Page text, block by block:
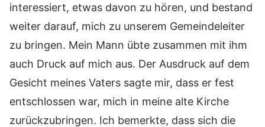
interessiert, etwas davon zu hören, und bestand
weiter darauf, mich zu unserem Gemeindeleiter
zu bringen. Mein Mann übte zusammen mit ihm
auch Druck auf mich aus. Der Ausdruck auf dem
Gesicht meines Vaters sagte mir, dass er fest
entschlossen war, mich in meine alte Kirche
zurückzubringen. Ich bemerkte, dass sich die